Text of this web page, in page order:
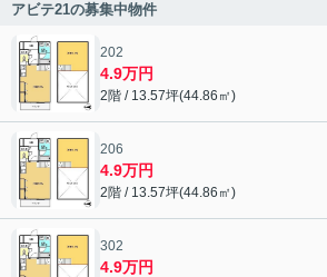
アビテ21の募集中物件
202
4.9万円
2階 / 13.57坪(44.86㎡)
206
4.9万円
2階 / 13.57坪(44.86㎡)
302
4.9万円